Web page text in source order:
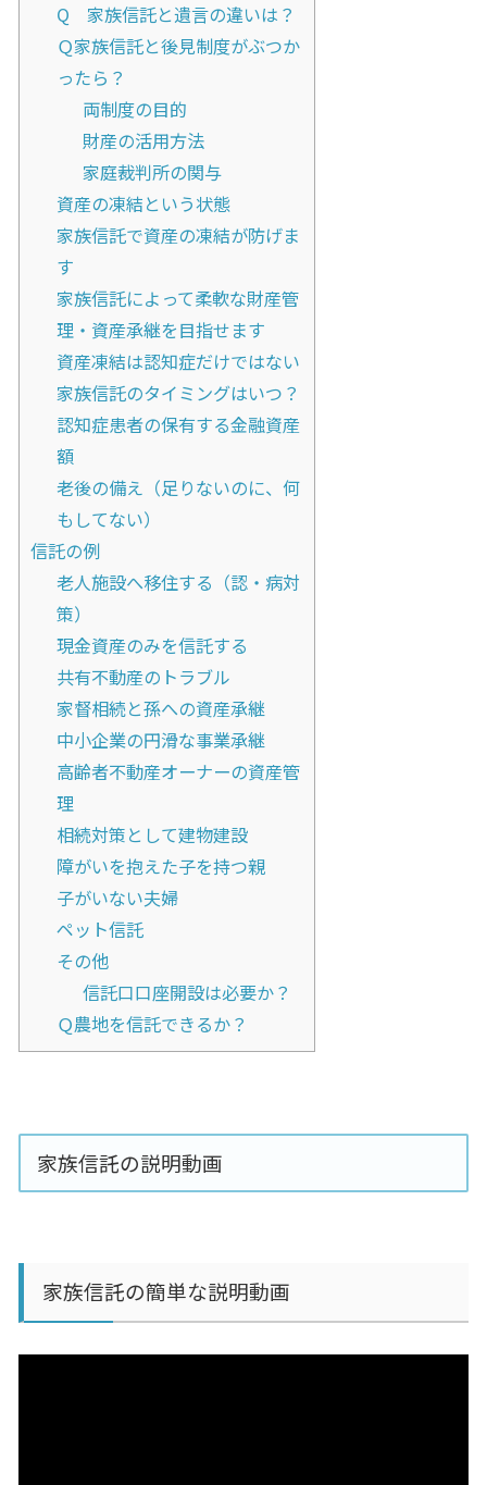
Q 家族信託と遺言の違いは？
Ｑ家族信託と後見制度がぶつか
ったら？
両制度の目的
財産の活用方法
家庭裁判所の関与
資産の凍結という状態
家族信託で資産の凍結が防げま
す
家族信託によって柔軟な財産管
理・資産承継を目指せます
資産凍結は認知症だけではない
家族信託のタイミングはいつ？
認知症患者の保有する金融資産
額
老後の備え（足りないのに、何
もしてない）
信託の例
老人施設へ移住する（認・病対
策）
現金資産のみを信託する
共有不動産のトラブル
家督相続と孫への資産承継
中小企業の円滑な事業承継
高齢者不動産オーナーの資産管
理
相続対策として建物建設
障がいを抱えた子を持つ親
子がいない夫婦
ペット信託
その他
信託口口座開設は必要か？
Ｑ農地を信託できるか？
家族信託の説明動画
家族信託の簡単な説明動画